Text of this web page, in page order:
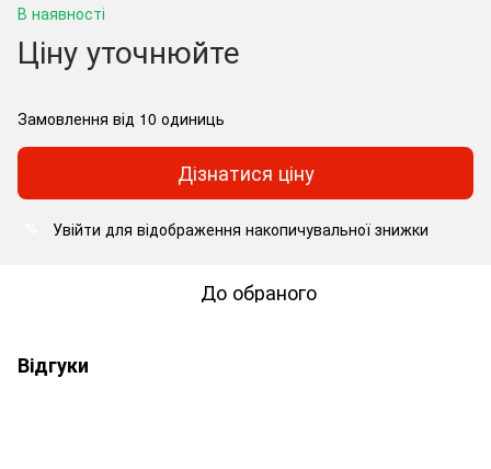
В наявності
Ціну уточнюйте
Замовлення від 10 одиниць
Дізнатися ціну
Увійти для відображення накопичувальної знижки
До обраного
Відгуки